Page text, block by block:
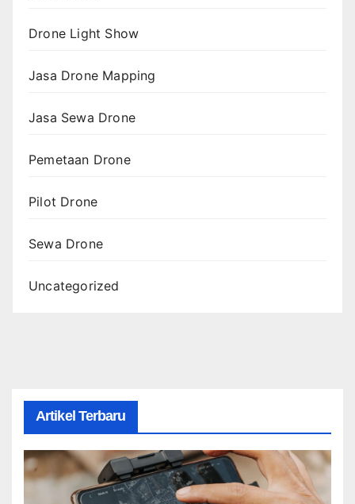
Drone Light Show
Jasa Drone Mapping
Jasa Sewa Drone
Pemetaan Drone
Pilot Drone
Sewa Drone
Uncategorized
Artikel Terbaru